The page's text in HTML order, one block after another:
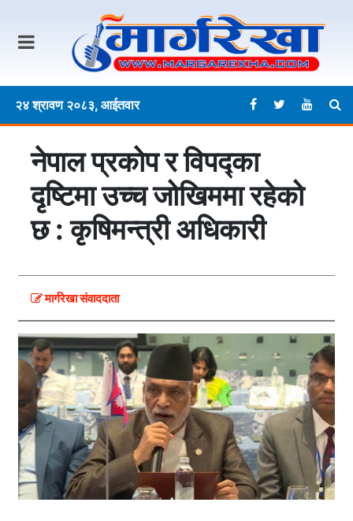
२४ श्रावण २०८३, आईतवार
नेपाल प्रकोप र विपद्का
दृष्टिमा उच्च जोखिममा रहेको
छ : कृषिमन्त्री अधिकारी
मार्गरेखा संवाददाता